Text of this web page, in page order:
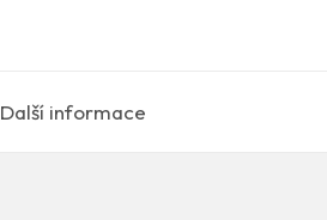
Další informace